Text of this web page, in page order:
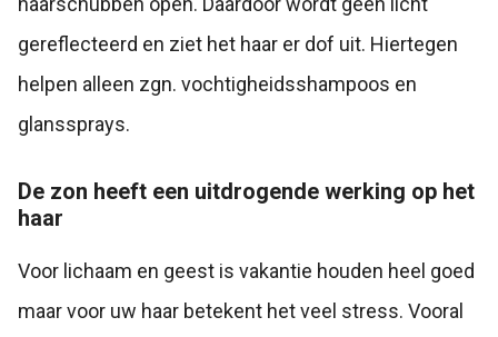
gereflecteerd en ziet het haar er dof uit. Hiertegen
helpen alleen zgn. vochtigheidsshampoos en
glanssprays.
De zon heeft een uitdrogende werking op het
haar
Voor lichaam en geest is vakantie houden heel goed
maar voor uw haar betekent het veel stress. Vooral